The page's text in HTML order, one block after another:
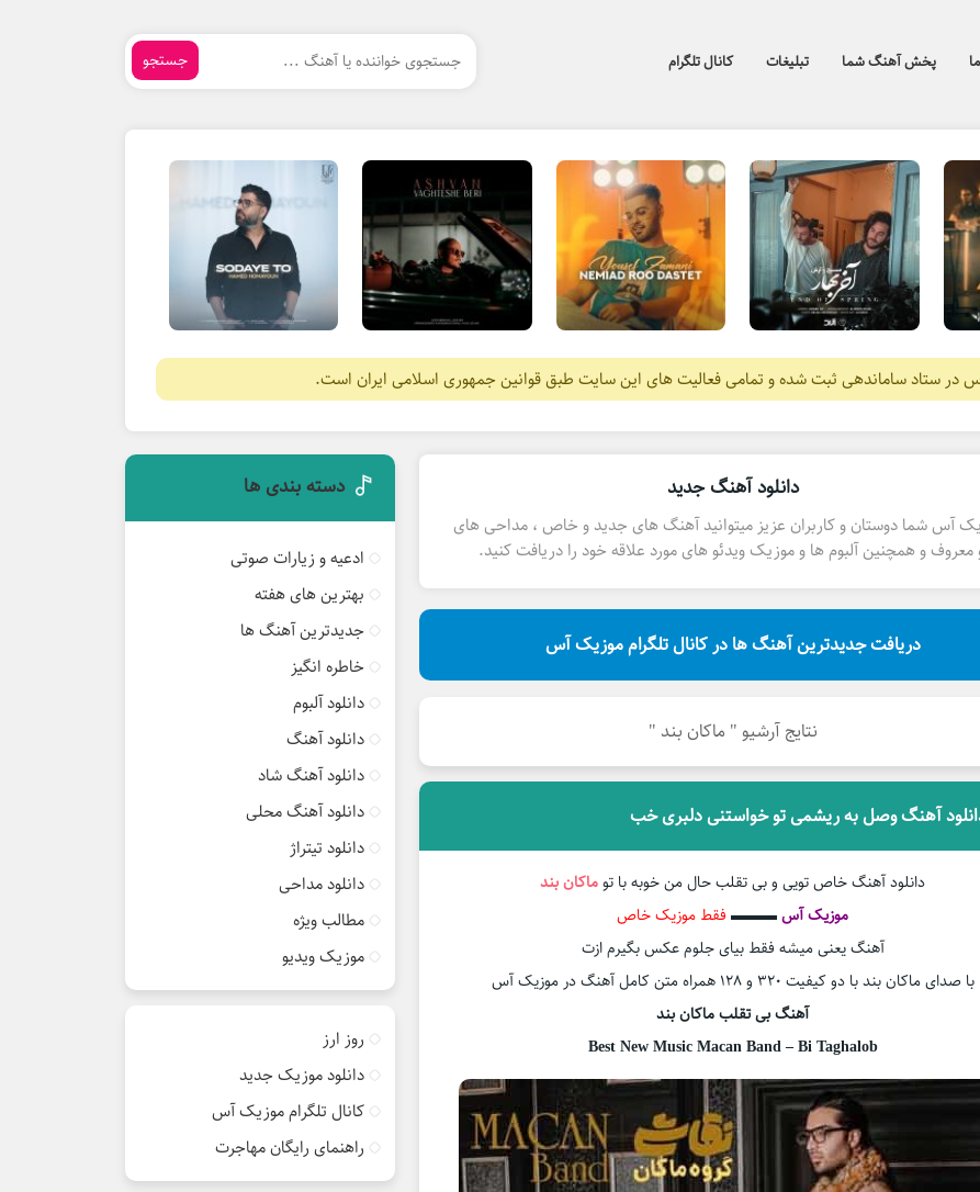
پخش آهنگ شما تبلیغات کانال تلگرام جستجو
در ستاد ساماندهی ثبت شده و تمامی فعالیت های این سایت طبق قوانین جمهوری اسلامی ایران است.
دانلود آهنگ جدید
آس شما دوستان و کاربران عزیز میتوانید آهنگ های جدید و خاص ، مداحی های
و همچنین آلبوم ها و موزیک ویدئو های مورد علاقه خود را دریافت کنید.
دریافت جدیدترین آهنگ ها در کانال تلگرام موزیک آس
نتایج آرشیو " ماکان بند "
آهنگ وصل به ریشمی تو خواستنی دلبری خب
دانلود آهنگ خاص تویی و بی تقلب حال من خوبه با توماکان بند
موزیک آس▬▬▬فقط موزیک خاص
آهنگ یعنی میشه فقط بیای جلوم عکس بگیرم ازت
با صدای ماکان بند با دو کیفیت ۳۲۰ و ۱۲۸ همراه متن کامل آهنگ در موزیک آس
آهنگ بی تقلب ماکان بند
Best New Music Macan Band – Bi Taghalob
دسته بندی ها
ادعیه و زیارات صوتی
بهترین های هفته
جدیدترین آهنگ ها
خاطره انگیز
دانلود آلبوم
دانلود آهنگ
دانلود آهنگ شاد
دانلود آهنگ محلی
دانلود تیتراژ
دانلود مداحی
مطالب ویژه
موزیک ویدیو
روز ارز
دانلود موزیک جدید
کانال تلگرام موزیک آس
راهنمای رایگان مهاجرت